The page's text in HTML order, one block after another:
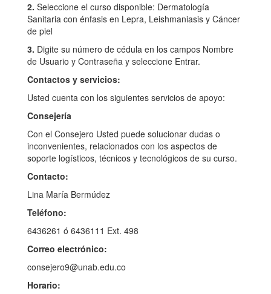
2. Seleccione el curso disponible: Dermatología
Sanitaria con énfasis en Lepra, Leishmaniasis y Cáncer
de piel
3. Digite su número de cédula en los campos Nombre
de Usuario y Contraseña y seleccione Entrar.
Contactos y servicios:
Usted cuenta con los siguientes servicios de apoyo:
Consejería
Con el Consejero Usted puede solucionar dudas o
inconvenientes, relacionados con los aspectos de
soporte logísticos, técnicos y tecnológicos de su curso.
Contacto:
Lina María Bermúdez
Teléfono:
6436261 ó 6436111 Ext. 498
Correo electrónico:
consejero9@unab.edu.co
Horario: